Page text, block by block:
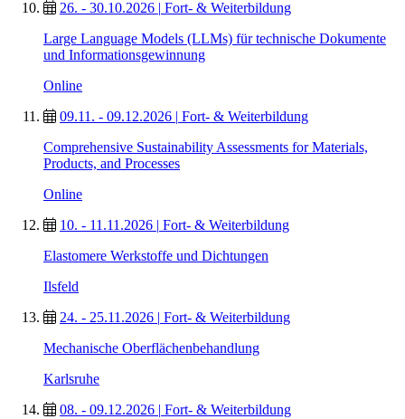
26. - 30.10.2026
Fort- & Weiterbildung
Large Language Models (LLMs) für technische Dokumente
und Informationsgewinnung
Online
09.11. - 09.12.2026
Fort- & Weiterbildung
Comprehensive Sustainability Assessments for Materials,
Products, and Processes
Online
10. - 11.11.2026
Fort- & Weiterbildung
Elastomere Werkstoffe und Dichtungen
Ilsfeld
24. - 25.11.2026
Fort- & Weiterbildung
Mechanische Oberflächenbehandlung
Karlsruhe
08. - 09.12.2026
Fort- & Weiterbildung